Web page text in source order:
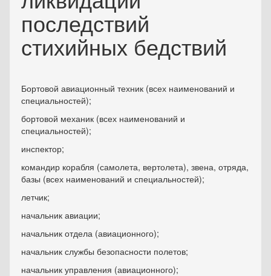
последствий
стихийных бедствий
Бортовой авиационный техник (всех наименований и
специальностей);
бортовой механик (всех наименований и
специальностей);
инспектор;
командир корабля (самолета, вертолета), звена, отряда,
базы (всех наименований и специальностей);
летчик;
начальник авиации;
начальник отдела (авиационного);
начальник службы безопасности полетов;
начальник управления (авиационного);